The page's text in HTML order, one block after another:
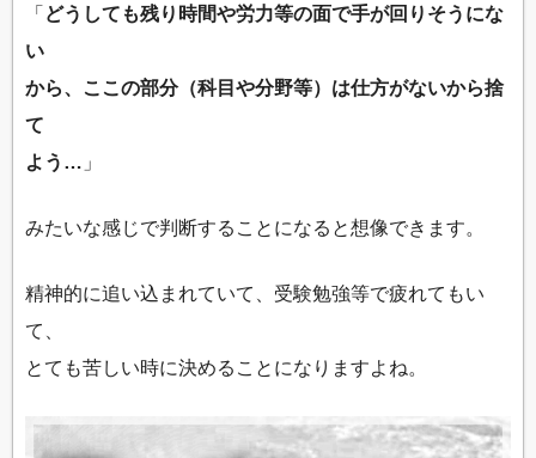
「どうしても残り時間や労力等の面で手が回りそうにな
い
から、ここの部分（科目や分野等）は仕方がないから捨
て
よう… 」
みたいな感じで判断することになると想像できます。
精神的に追い込まれていて、受験勉強等で疲れてもい
て、
とても苦しい時に決めることになりますよね。